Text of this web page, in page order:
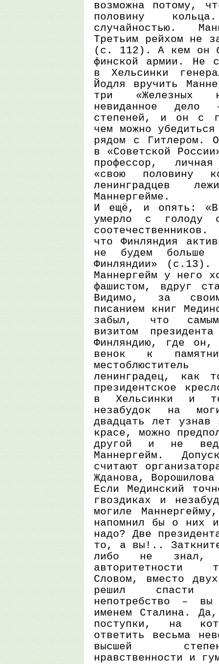
возможна потому,
половину
случайностью.
Третьим рейхом не
(с. 112). А кем он
финской армии. Не
в Хельсинки
Йодля вручить
три «Железных
невиданное
степеней, и он с
чем можно
рядом с Гитлером.
в «Советской
профессор,
«свою половину
ленинградцев
Маннергейме.
И ещё, и опять: «В
умерло с голоду
что Финляндия
не будем больше
Финляндии»
Маннергейм у него
фашистом, вдруг
Видимо, за
писанием книг
забыл, что
визитом
Финляндию, где он,
венок к
ленинградец, как
президентское
в Хельсинки и
незабудок на
двадцать лет
красе, можно
другой и не
Маннергейм.
считают
Жданова,
Если Мединский
гвоздиках и
могиле
напомнил бы о них
надо? Две
то, а вы!..
либо не знал,
авторитетности
Словом, вместо
решил спасти
непотребство –
именем Сталина.
поступки, на
ответить весьма
высшей
нравственности и